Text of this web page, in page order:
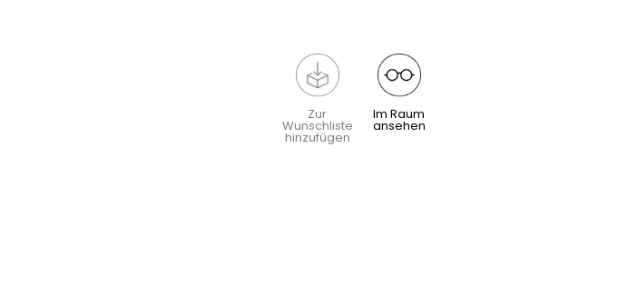
Zur
Wunschliste
hinzufügen
Im Raum
ansehen